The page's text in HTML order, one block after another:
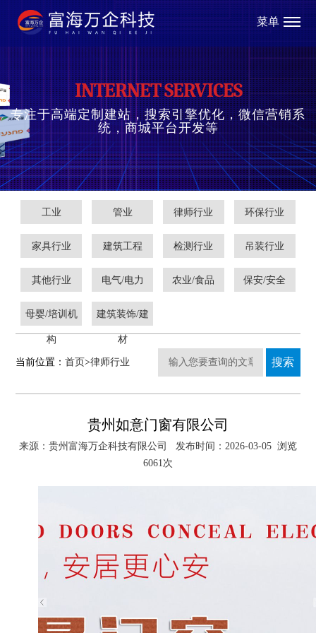
菜单
INTERNET SERVICES
专注于高端定制建站，搜索引擎优化，微信营销系
统，商城平台开发等
工业 管业 律师行业 环保行业
家具行业 建筑工程 检测行业 吊装行业
其他行业 电气/电力 农业/食品 保安/安全
母婴/培训机
构
建筑装饰/建
材
当前位置：首页>律师行业
贵州如意门窗有限公司
来源：贵州富海万企科技有限公司 发布时间：2026-03-05 浏览
6061次